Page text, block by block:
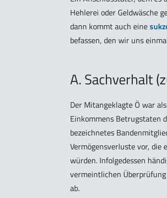
Hehlerei oder Geldwäsche
dann kommt auch eine
befassen, den wir uns
A. Sachverhalt
Der Mitangeklagte Ö war
Einkommens Betrugstaten
bezeichnetes
Vermögensverluste vor,
würden. Infolgedessen
vermeintlichen
ab.